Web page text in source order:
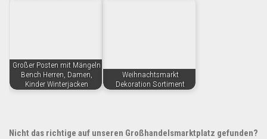
Großer Posten mit Mängeln
Bench Herren, Damen,
Kinder Winterjacken
Weihnachtsmarkt
Dekoration Sortiment
Nicht das richtige auf unseren Großhandelsmarktplatz gefunden?